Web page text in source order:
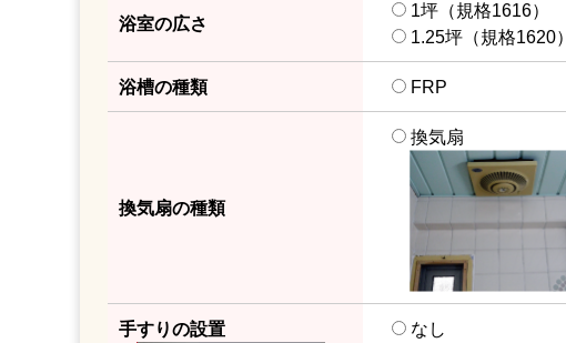
浴室の広さ
1坪（規格1616）
1.25坪（規格1620）
浴槽の種類 FRP
換気扇の種類
換気扇
手すりの設置 なし